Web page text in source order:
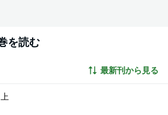
を読む
最新刊から見る